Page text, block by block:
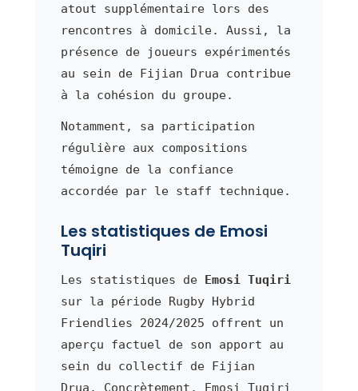
atout supplémentaire lors des
rencontres à domicile. Aussi, la
présence de joueurs expérimentés
au sein de Fijian Drua contribue
à la cohésion du groupe.
Notamment, sa participation
régulière aux compositions
témoigne de la confiance
accordée par le staff technique.
Les statistiques de Emosi
Tuqiri
Les statistiques de Emosi Tuqiri
sur la période Rugby Hybrid
Friendlies 2024/2025 offrent un
aperçu factuel de son apport au
sein du collectif de Fijian
Drua. Concrètement, Emosi Tuqiri